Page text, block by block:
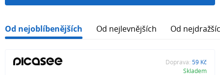
Od nejoblíbenějších Od nejlevnějších Od
Doprava: 59 Kč
Skladem